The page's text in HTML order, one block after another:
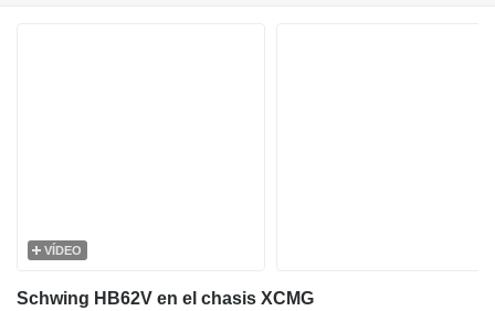
VÍDEO
Schwing HB62V en el chasis XCMG